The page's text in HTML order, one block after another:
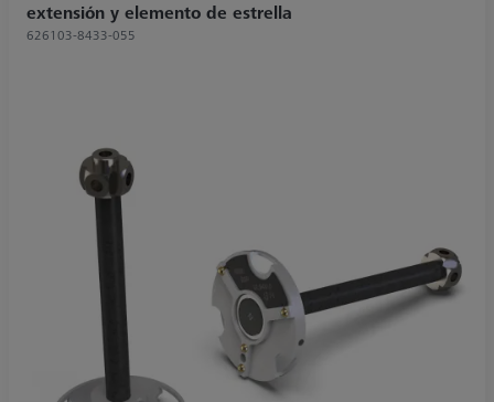
extensión y elemento de estrella
626103-8433-055